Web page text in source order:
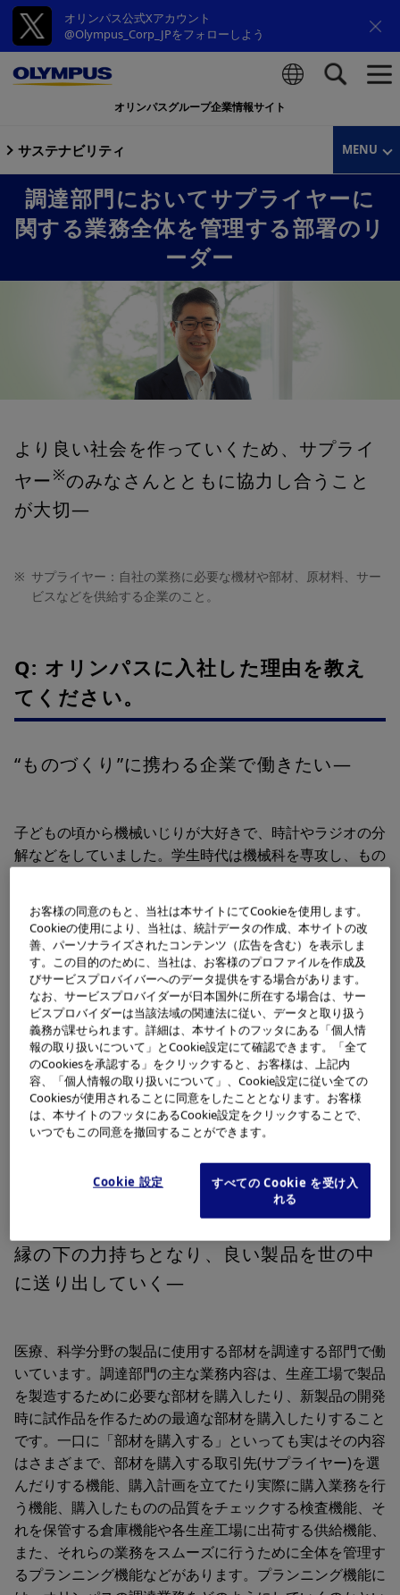
オリンパス公式Xアカウント
@Olympus_Corp_JPをフォローしよう
オリンパスグループ企業情報サイト
サステナビリティ MENU
調達部門においてサプライヤーに
関する業務全体を管理する部署のリ
ーダー
より良い社会を作っていくため、サプライ
ヤー※のみなさんとともに協力し合うこと
が大切―
※ サプライヤー：自社の業務に必要な機材や部材、原材料、サー
ビスなどを供給する企業のこと。
Q: オリンパスに入社した理由を教え
てください。
“ものづくり”に携わる企業で働きたい―
子どもの頃から機械いじりが大好きで、時計やラジオの分
解などをしていました。学生時代は機械科を専攻し、もの
いるオリンパスの工場があったので、小さなころから馴染
みのあったこともオリンパスへの入社の理由の一つになり
ました。
カメラ、ICレコーダー、双眼鏡は、オリンパス(株)が所有・管
理する製品ではなくなりました。2021年1月以降、OMデジタ
ルソリューションズ(株)に移管され、販売されております。
Q: オリンパスでは具体的にどのよう
な仕事をしていますか？ またどんな
時にやりがいを感じますか？
縁の下の力持ちとなり、良い製品を世の中
に送り出していく―
医療、科学分野の製品に使用する部材を調達する部門で働
いています。調達部門の主な業務内容は、生産工場で製品
を製造するために必要な部材を購入したり、新製品の開発
時に試作品を作るための最適な部材を購入したりすること
です。一口に「部材を購入する」といっても実はその内容
はさまざまで、部材を購入する取引先(サプライヤー)を選
んだりする機能、購入計画を立てたり実際に購入業務を行
う機能、購入したものの品質をチェックする検査機能、そ
れを保管する倉庫機能や各生産工場に出荷する供給機能、
また、それらの業務をスムーズに行うために全体を管理す
るプランニング機能などがあります。プランニング機能に
お客様の同意のもと、当社は本サイトにてCookieを使用します。
Cookieの使用により、当社は、統計データの作成、本サイトの改
善、パーソナライズされたコンテンツ（広告を含む）を表示しま
す。この目的のために、当社は、お客様のプロファイルを作成及
びサービスプロバイバーへのデータ提供をする場合があります。
なお、サービスプロバイダーが日本国外に所在する場合は、サー
ビスプロバイダーは当該法域の関連法に従い、データと取り扱う
義務が課せられます。詳細は、本サイトのフッタにある「個人情
報の取り扱いについて」とCookie設定にて確認できます。「全て
のCookiesを承認する」をクリックすると、お客様は、上記内
容、「個人情報の取り扱いについて」、Cookie設定に従い全ての
Cookiesが使用されることに同意をしたこととなります。お客様
は、本サイトのフッタにあるCookie設定をクリックすることで、
いつでもこの同意を撤回することができます。
Cookie 設定
すべての Cookie を受け入
れる